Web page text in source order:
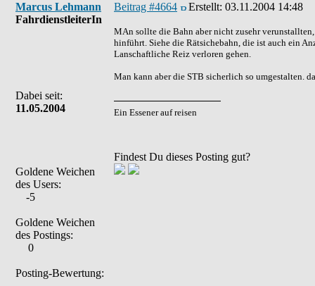
Marcus Lehmann
FahrdienstleiterIn
Dabei seit:
11.05.2004
Goldene Weichen
des Users:
-5
Goldene Weichen
des Postings:
0
Posting-Bewertung:
Beitrag #4664 Erstellt: 03.11.2004 14:48
MAn sollte die Bahn aber nicht zusehr
hinführt. Siehe die Rätsichebahn, die ist auch ein
Lanschaftliche Reiz verloren gehen.
Man kann aber die STB sicherlich so umgestalten.
Ein Essener auf reisen
Findest Du dieses Posting gut?